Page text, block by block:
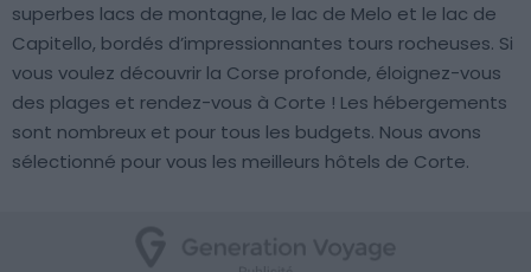
superbes lacs de montagne, le lac de Melo et le lac de
Capitello, bordés d’impressionnantes tours rocheuses. Si
vous voulez découvrir la Corse profonde, éloignez-vous
des plages et rendez-vous à Corte ! Les hébergements
sont nombreux et pour tous les budgets. Nous avons
sélectionné pour vous les meilleurs hôtels de Corte.